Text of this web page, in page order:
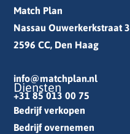
Match Plan
Nassau Ouwerkerkstraat 3
2596 CC, Den Haag
info@matchplan.nl
+31 85 013 00 75
Diensten
Bedrijf verkopen
Bedrijf overnemen